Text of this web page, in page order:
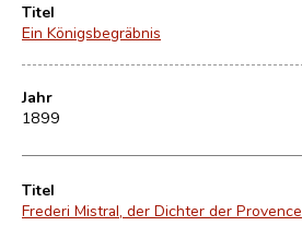
Titel
Ein Königsbegräbnis
Jahr
1899
Titel
Frederi Mistral, der Dichter der Provence